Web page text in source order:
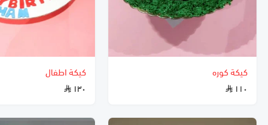
كيكة كوره
١١٠
كيكة اطفال
١٣٠